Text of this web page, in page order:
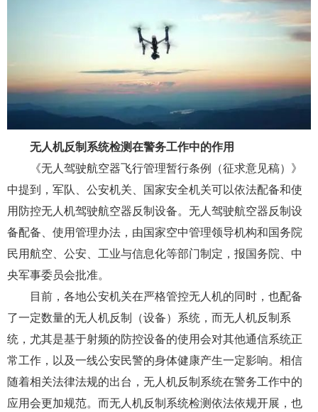
无人机反制系统检测在警务工作中的作用
《无人驾驶航空器飞行管理暂行条例（征求意见稿）》
中提到，军队、公安机关、国家安全机关可以依法配备和使
用防控无人机驾驶航空器反制设备。无人驾驶航空器反制设
备配备、使用管理办法，由国家空中管理领导机构和国务院
民用航空、公安、工业与信息化等部门制定，报国务院、中
央军事委员会批准。
目前，各地公安机关在严格管控无人机的同时，也配备
了一定数量的无人机反制（设备）系统，而无人机反制系
统，尤其是基于射频的防控设备的使用会对其他通信系统正
常工作，以及一线公安民警的身体健康产生一定影响。相信
随着相关法律法规的出台，无人机反制系统在警务工作中的
应用会更加规范。而无人机反制系统检测依法依规开展，也